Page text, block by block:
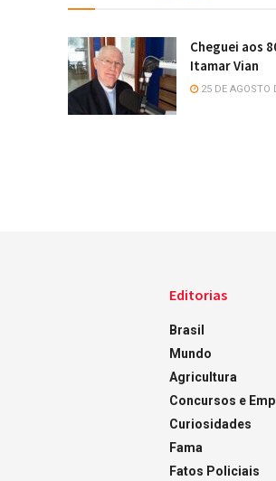
Cheguei aos
Itamar Vian
25 DE AGOSTO
Editorias
Brasil
Mundo
Agricultura
Concursos e
Curiosidades
Fama
Fatos Policiais